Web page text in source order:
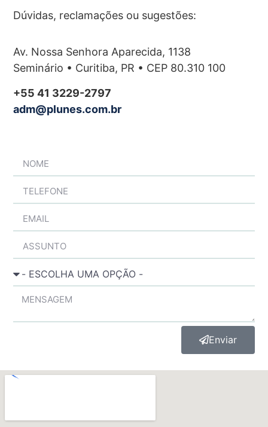
Dúvidas, reclamações ou sugestões:
Av. Nossa Senhora Aparecida, 1138
Seminário • Curitiba, PR • CEP 80.310 100
+55 41 3229-2797
adm@plunes.com.br
Enviar